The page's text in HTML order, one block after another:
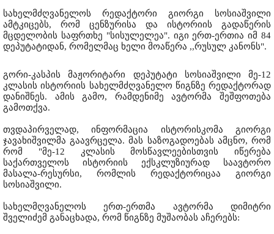
სახელმძღვანელოს რედაქტორი გიორგი სოსიაშვილი
ამტკიცებს, რომ ცენზურისა და ისტორიის გადაწერის
მცდელობის საფრთხე "სისულელეა". იგი ერთ-ერთია იმ 84
დეპუტატიდან, რომელმაც ხელი მოაწერა ,,რუსულ კანონს".
გორი-კასპის მაჟორიტარი დეპუტატი სოსიაშვილი მე-12
კლასის ისტორიის სახელმძღვანელო წიგნზე რედაქტორად
დანიშნეს. ამის გამო, რამდენიმე ავტორმა შეშფოთება
გამოთქვა.
თვდაპირველად, ინფორმაცია ისტორისკომა გიორგი
ჯავახიშვილმა გაავრცელა. მას საზოგადოებას ამცნო, რომ
რომ "მე-12 კლასის მოსწავლეებისთვის იწერება
საქართველოს ისტორიის ექსკლუზიურად საავტორო
მასალა-რესურსი, რომლის რედაქტორიცაა გიორგი
სოსიაშვილი.
სახელმღვანელოს ერთ-ერთმა ავტორმა დიმიტრი
შველიძემ განაცხადა, რომ წიგნზე მუშაობას აჩერებს: